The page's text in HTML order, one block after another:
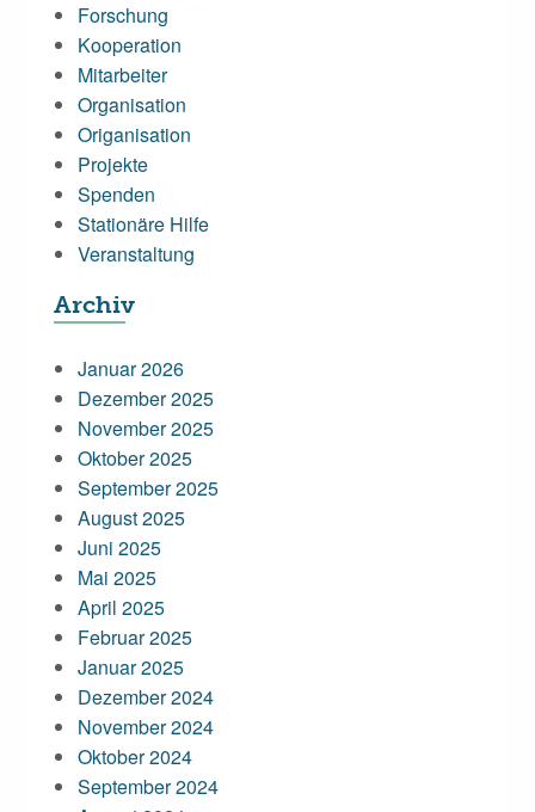
Forschung
Kooperation
Mitarbeiter
Organisation
Origanisation
Projekte
Spenden
Stationäre Hilfe
Veranstaltung
Archiv
Januar 2026
Dezember 2025
November 2025
Oktober 2025
September 2025
August 2025
Juni 2025
Mai 2025
April 2025
Februar 2025
Januar 2025
Dezember 2024
November 2024
Oktober 2024
September 2024